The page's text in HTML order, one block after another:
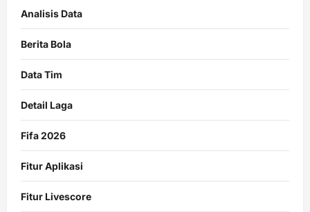
Analisis Data
Berita Bola
Data Tim
Detail Laga
Fifa 2026
Fitur Aplikasi
Fitur Livescore